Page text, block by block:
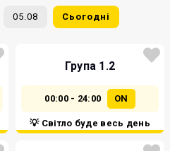
05.08 Сьогодні
Група 1.2
00:00 - 24:00 ON
💡 Світло буде весь день